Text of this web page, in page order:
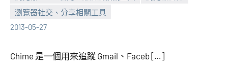
瀏覽器社交、分享相關工具
2013-05-27
張
海
No
comments
Chime 是一個用來追蹤 Gmail、Faceb […]